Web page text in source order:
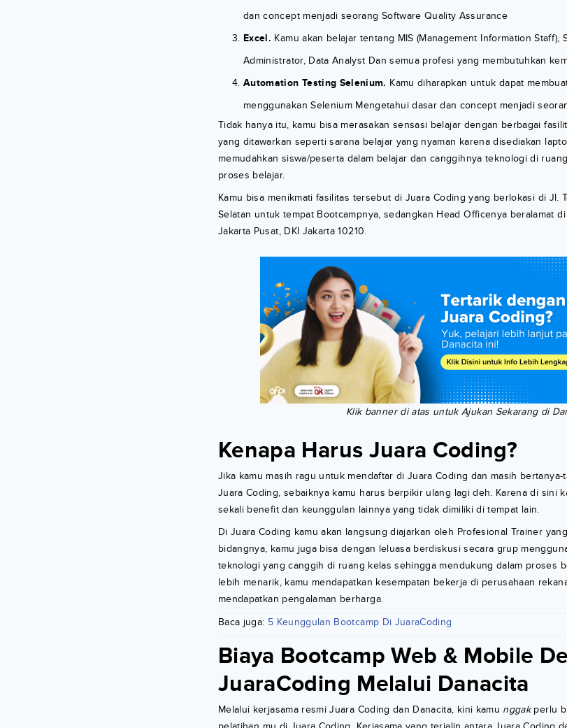
dan concept menjadi seorang Software Quality Assurance
Excel. Kamu akan belajar tentang MIS (Management Information
Administrator, Data Analyst Dan semua profesi yang membutuhkan
Automation Testing Selenium. Kamu diharapkan untuk dapat
menggunakan Selenium Mengetahui dasar dan concept menjadi
Tidak hanya itu, kamu bisa merasakan sensasi belajar dengan berbagai
yang ditawarkan seperti sarana belajar yang nyaman karena disediakan
memudahkan siswa/peserta dalam belajar dan canggihnya teknologi di
proses belajar.
Kamu bisa menikmati fasilitas tersebut di Juara Coding yang berlokasi di Jl.
Selatan untuk tempat Bootcampnya, sedangkan Head Officenya beralamat
Jakarta Pusat, DKI Jakarta 10210.
Klik banner di atas untuk Ajukan Sekarang di
Kenapa Harus Juara Coding?
Jika kamu masih ragu untuk mendaftar di Juara Coding dan masih
Juara Coding, sebaiknya kamu harus berpikir ulang lagi deh. Karena di sini
sekali benefit dan keunggulan lainnya yang tidak dimiliki di tempat lain.
Di Juara Coding kamu akan langsung diajarkan oleh Profesional Trainer
bidangnya, kamu juga bisa dengan leluasa berdiskusi secara grup
teknologi yang canggih di ruang kelas sehingga mendukung dalam proses
lebih menarik, kamu mendapatkan kesempatan bekerja di perusahaan
mendapatkan pengalaman berharga.
Baca juga: 5 Keunggulan Bootcamp Di JuaraCoding
Biaya Bootcamp Web & Mobile
JuaraCoding Melalui Danacita
Melalui kerjasama resmi Juara Coding dan Danacita, kini kamu nggakperlu